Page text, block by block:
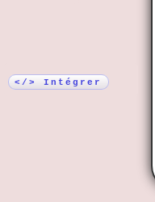
</> Intégrer